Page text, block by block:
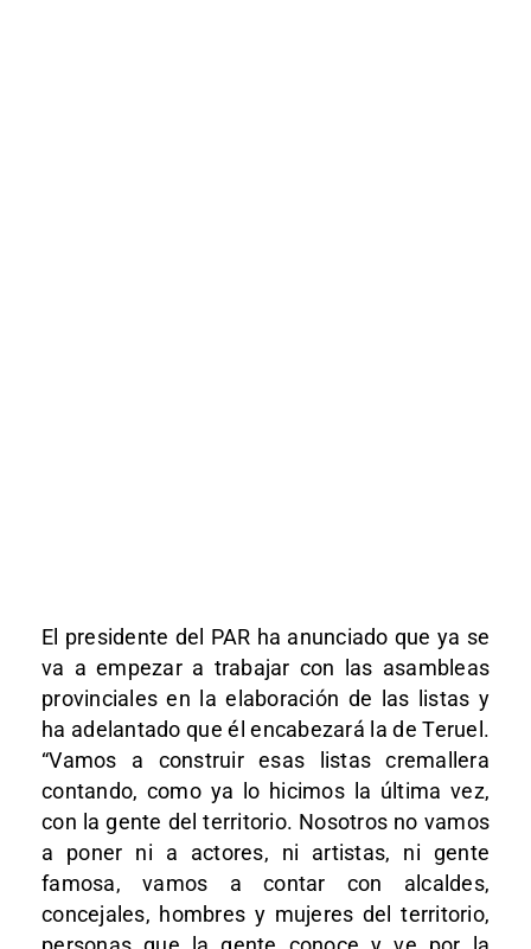
El presidente del PAR ha anunciado que ya se
va a empezar a trabajar con las asambleas
provinciales en la elaboración de las listas y
ha adelantado que él encabezará la de Teruel.
“Vamos a construir esas listas cremallera
contando, como ya lo hicimos la última vez,
con la gente del territorio. Nosotros no vamos
a poner ni a actores, ni artistas, ni gente
famosa, vamos a contar con alcaldes,
concejales, hombres y mujeres del territorio,